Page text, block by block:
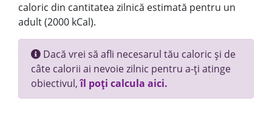
caloric din cantitatea zilnică estimată pentru un
adult (2000 kCal).
Dacă vrei să afli necesarul tău caloric și de
câte calorii ai nevoie zilnic pentru a-ți atinge
obiectivul,îl poți calcula aici.